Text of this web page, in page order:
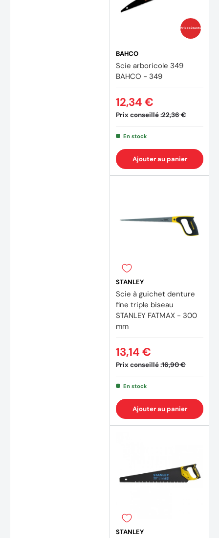
Prix coûtants
BAHCO
Scie arboricole 349
BAHCO - 349
Prix conseillé :22,36 €
12,34 €
En stock
Ajouter au panier
STANLEY
Scie à guichet denture
fine triple biseau
STANLEY FATMAX - 300
mm
Prix conseillé :16,90 €
13,14 €
En stock
Ajouter au panier
STANLEY